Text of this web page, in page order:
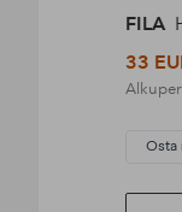
FILA
33
Osta